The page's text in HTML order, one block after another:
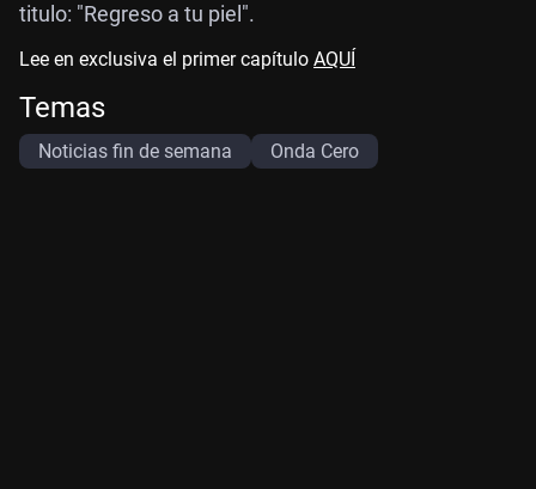
titulo: "Regreso a tu piel".
Lee en exclusiva el primer capítulo AQUÍ
Temas
Noticias fin de semana Onda Cero